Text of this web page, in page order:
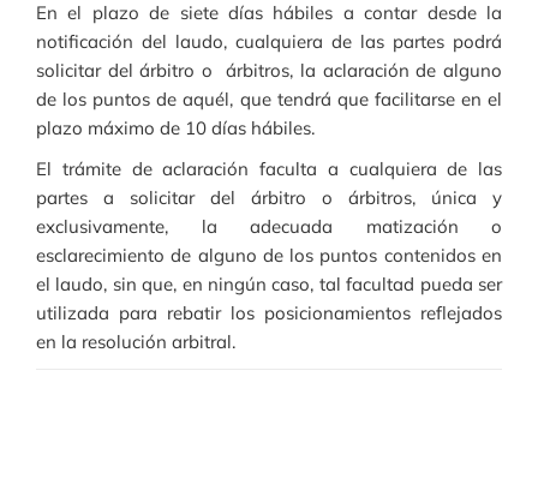
En el plazo de siete días hábiles a contar desde la
notificación del laudo, cualquiera de las partes podrá
solicitar del árbitro o árbitros, la aclaración de alguno
de los puntos de aquél, que tendrá que facilitarse en el
plazo máximo de 10 días hábiles.
El trámite de aclaración faculta a cualquiera de las
partes a solicitar del árbitro o árbitros, única y
exclusivamente, la adecuada matización o
esclarecimiento de alguno de los puntos contenidos en
el laudo, sin que, en ningún caso, tal facultad pueda ser
utilizada para rebatir los posicionamientos reflejados
en la resolución arbitral.